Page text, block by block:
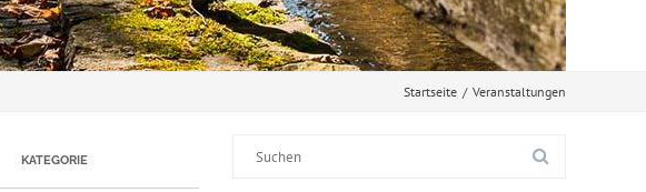
Startseite / Veranstaltungen
KATEGORIE